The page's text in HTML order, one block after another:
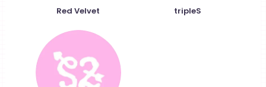
Red Velvet tripleS